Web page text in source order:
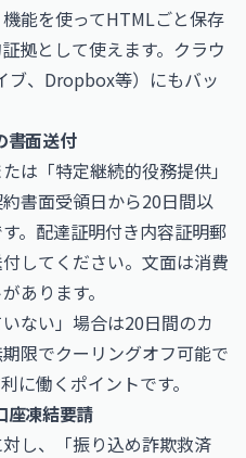
能を使ってHTMLごと保存
拠として使えます。クラウ
ブ、Dropbox等）にもバッ
書面送付
は「特定継続的役務提供」
書面受領日から20日間以
。配達証明付き内容証明郵
してください。文面は消費
あります。
ない」場合は20日間のカ
限でクーリングオフ可能で
に働くポイントです。
座凍結要請
し、「振り込め詐欺救済